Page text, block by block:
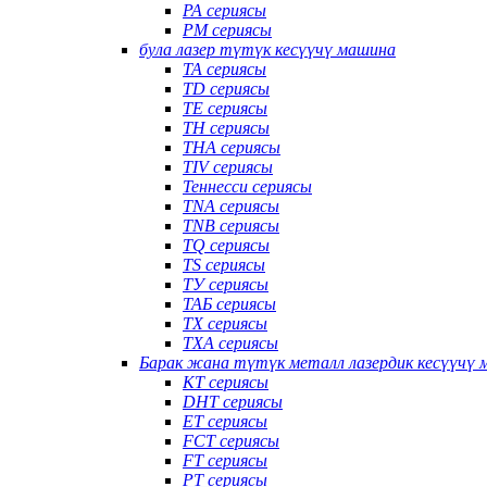
PA сериясы
PM сериясы
була лазер түтүк кесүүчү машина
TA сериясы
TD сериясы
TE сериясы
TH сериясы
THA сериясы
TIV сериясы
Теннесси сериясы
TNA сериясы
TNB сериясы
TQ сериясы
TS сериясы
ТУ сериясы
ТАБ сериясы
TX сериясы
TXA сериясы
Барак жана түтүк металл лазердик кесүүчү
КТ сериясы
DHT сериясы
ET сериясы
FCT сериясы
FT сериясы
PT сериясы